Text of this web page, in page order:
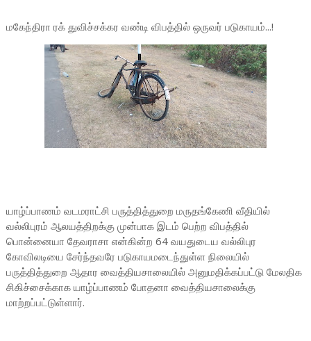
மகேந்திரா ரக் துவிச்சக்கர வண்டி விபத்தில் ஒருவர் படுகாயம்...!
யாழ்ப்பாணம் வடமராட்சி பருத்தித்துறை மருதங்கேணி வீதியில்
வல்லிபுரம் ஆலயத்திறக்கு முன்பாக இடம் பெற்ற விபத்தில்
பொன்னையா தேவராசா என்கின்ற 64 வயதுடைய வல்லிபுர
கோவிலடியை சேர்ந்தவரே படுகாயமடைந்துள்ள நிலையில்
பருத்தித்துறை ஆதார வைத்தியசாலையில் அனுமதிக்கப்பட்டு மேலதிக
சிகிச்சைக்காக யாழ்ப்பாணம் போதனா வைத்தியசாலைக்கு
மாற்றப்பட்டுள்ளார்.